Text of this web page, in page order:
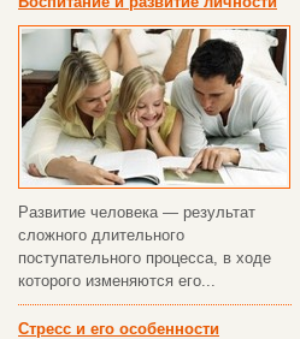
Развитие человека — результат
сложного длительного
поступательного процесса, в ходе
которого изменяются его...
Стресс и его особенности